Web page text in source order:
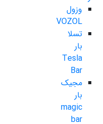
وزول
VOZOL
تسلا
بار
Tesla
Bar
مجیک
بار
magic
bar